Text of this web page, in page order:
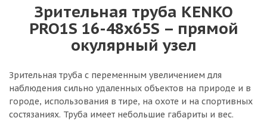
Зрительная труба KENKO
PRO1S 16-48x65S – прямой
окулярный узел
Зрительная труба с переменным увеличением для
наблюдения сильно удаленных объектов на природе и в
городе, использования в тире, на охоте и на спортивных
состязаниях. Труба имеет небольшие габариты и вес.